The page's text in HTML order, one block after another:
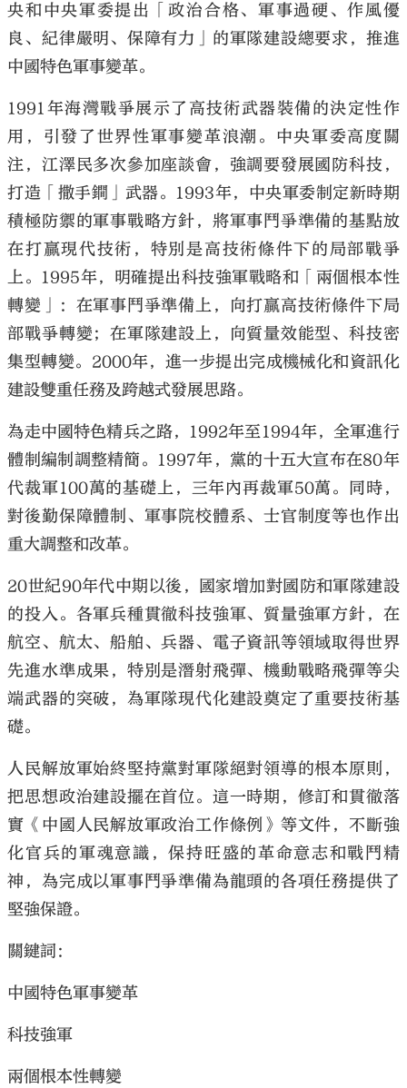
央和中央軍委提出「政治合格、軍事過硬、作風優
良、紀律嚴明、保障有力」的軍隊建設總要求，推進
中國特色軍事變革。
1991年海灣戰爭展示了高技術武器裝備的決定性作
用，引發了世界性軍事變革浪潮。中央軍委高度關
注，江澤民多次參加座談會，強調要發展國防科技，
打造「撒手鐧」武器。1993年，中央軍委制定新時期
積極防禦的軍事戰略方針，將軍事鬥爭準備的基點放
在打贏現代技術，特別是高技術條件下的局部戰爭
上。1995年，明確提出科技強軍戰略和「兩個根本性
轉變」：在軍事鬥爭準備上，向打贏高技術條件下局
部戰爭轉變；在軍隊建設上，向質量效能型、科技密
集型轉變。2000年，進一步提出完成機械化和資訊化
建設雙重任務及跨越式發展思路。
為走中國特色精兵之路，1992年至1994年，全軍進行
體制編制調整精簡。1997年，黨的十五大宣布在80年
代裁軍100萬的基礎上，三年內再裁軍50萬。同時，
對後勤保障體制、軍事院校體系、士官制度等也作出
重大調整和改革。
20世紀90年代中期以後，國家增加對國防和軍隊建設
的投入。各軍兵種貫徹科技強軍、質量強軍方針，在
航空、航太、船舶、兵器、電子資訊等領域取得世界
先進水準成果，特別是潛射飛彈、機動戰略飛彈等尖
端武器的突破，為軍隊現代化建設奠定了重要技術基
礎。
人民解放軍始終堅持黨對軍隊絕對領導的根本原則，
把思想政治建設擺在首位。這一時期，修訂和貫徹落
實《中國人民解放軍政治工作條例》等文件，不斷強
化官兵的軍魂意識，保持旺盛的革命意志和戰鬥精
神，為完成以軍事鬥爭準備為龍頭的各項任務提供了
堅強保證。
關鍵詞：
中國特色軍事變革
科技強軍
兩個根本性轉變